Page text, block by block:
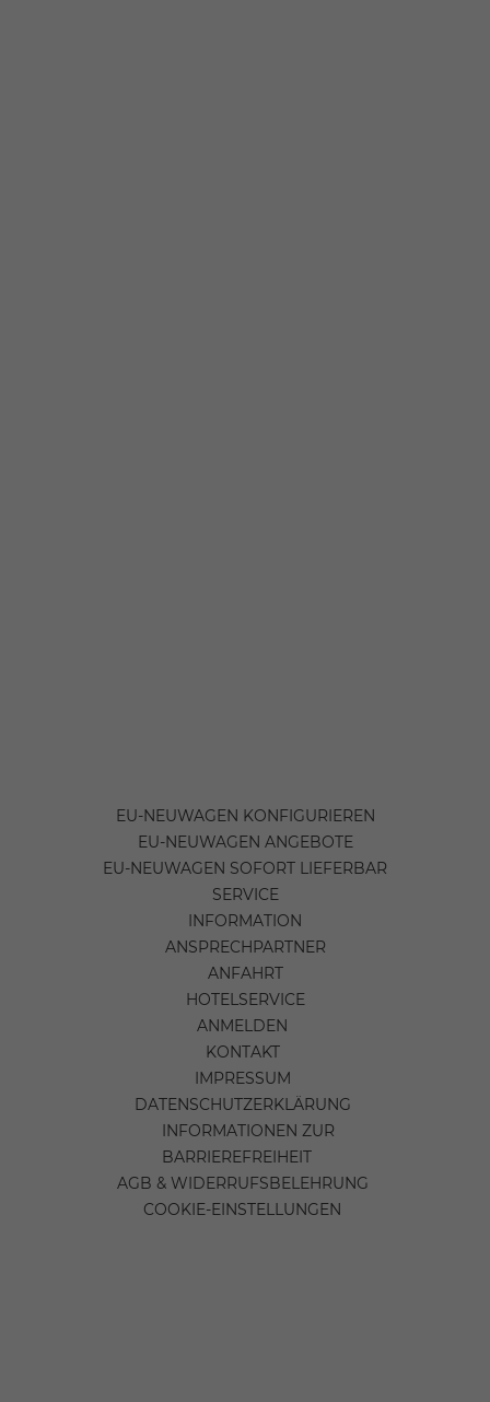
EU-NEUWAGEN KONFIGURIEREN
EU-NEUWAGEN ANGEBOTE
EU-NEUWAGEN SOFORT LIEFERBAR
SERVICE
INFORMATION
ANSPRECHPARTNER
ANFAHRT
HOTELSERVICE
ANMELDEN
KONTAKT
IMPRESSUM
DATENSCHUTZERKLÄRUNG
INFORMATIONEN ZUR
BARRIEREFREIHEIT
AGB & WIDERRUFSBELEHRUNG
COOKIE-EINSTELLUNGEN